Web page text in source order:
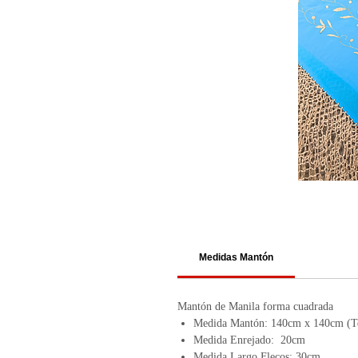
Medidas Mantón
Mantón de Manila forma cuadrada
Medida Mantón: 140cm x 140cm
Medida Enrejado: 20cm